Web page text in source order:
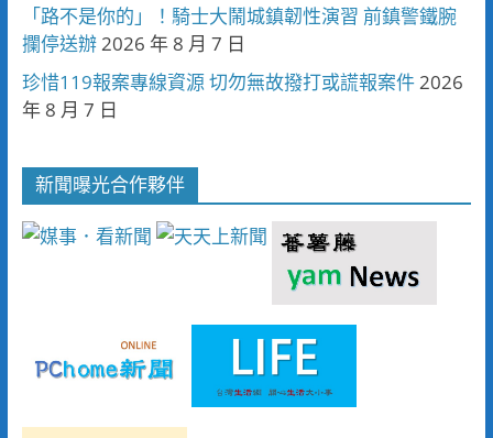
「路不是你的」！騎士大鬧城鎮韌性演習 前鎮警鐵腕
攔停送辦2026 年 8 月 7 日
珍惜119報案專線資源 切勿無故撥打或謊報案件2026
年 8 月 7 日
新聞曝光合作夥伴